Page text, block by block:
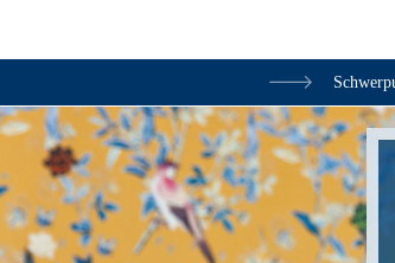
Zum Inhalt